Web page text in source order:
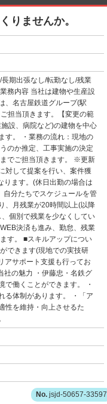
りませんか。
期出張なし/転勤なし/残業
務内容 当社は建物や生産設
、名古屋鉄道グループ(駅
担当頂きます。【変更の範
設、病院など)の建物を中心
す。 ・業務の流れ：現地の
のか推定、工事実施の決定
でご担当頂きます。 ※更新
対して提案を行い、案件獲
ります。(休日出勤の場合は
自分たちでスケジュールを管
、月残業が20時間以上(以降
個別で残業を少なくしてい
決済も進み、勤怠、残業
す。 ■スキルアップについ
できます(現地での実技研
アサポート支援も行ってお
社の魅力 ・伊藤忠・名鉄グ
で働くことができます。 ・
る体制があります。 ・「ア
性を維持・向上させるた
jsjd-50657-33597